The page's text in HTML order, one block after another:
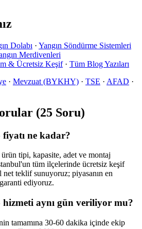
Dolabı · Yangın Söndürme Sistemleri
Merdivenleri
& Ücretsiz Keşif· Tüm Blog Yazıları
· Mevzuat (BYKHY) · TSE · AFAD ·
(25 Soru)
ne kadar?
tipi, kapasite, adet ve montaj
tüm ilçelerinde ücretsiz keşif
net teklif sunuyoruz; piyasanın en
ediyoruz.
aynı gün veriliyor mu?
tamamına 30-60 dakika içinde ekip